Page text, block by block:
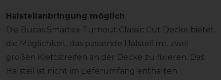
Halsteilanbringung möglich
Die Bucas Smartex Turnout Classic Cut Decke bietet
die Möglichkeit, das passende Halsteil mit zwei
großen Klettstreifen an der Decke zu fixieren. Das
Halsteil ist nicht im Lieferumfang enthalten.